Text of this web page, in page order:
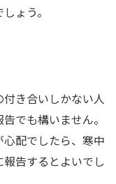
ょう。
き合いしかない人
でも構いません。
配でしたら、寒中
告するとよいでし